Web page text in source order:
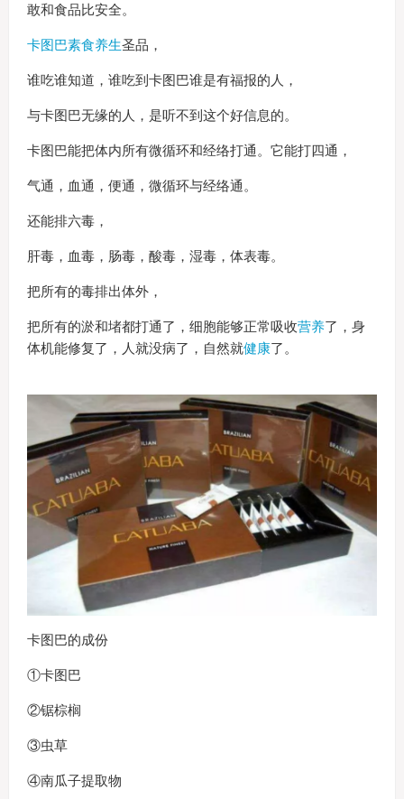
敢和食品比安全。
卡图巴素食养生圣品，
谁吃谁知道，谁吃到卡图巴谁是有福报的人，
与卡图巴无缘的人，是听不到这个好信息的。
卡图巴能把体内所有微循环和经络打通。它能打四通，
气通，血通，便通，微循环与经络通。
还能排六毒，
肝毒，血毒，肠毒，酸毒，湿毒，体表毒。
把所有的毒排出体外，
把所有的淤和堵都打通了，细胞能够正常吸收营养了，身
体机能修复了，人就没病了，自然就健康了。
卡图巴的成份
①卡图巴
②锯棕榈
③虫草
④南瓜子提取物